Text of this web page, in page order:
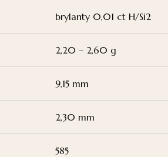
brylanty 0,01 ct H/Si2
2,20 – 2,60 g
9,15 mm
2,30 mm
585